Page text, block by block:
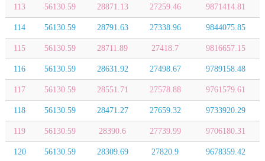
113 56130.59 28871.13 27259.46 9871414.81
114 56130.59 28791.63 27338.96 9844075.85
115 56130.59 28711.89 27418.7 9816657.15
116 56130.59 28631.92 27498.67 9789158.48
117 56130.59 28551.71 27578.88 9761579.61
118 56130.59 28471.27 27659.32 9733920.29
119 56130.59 28390.6 27739.99 9706180.31
120 56130.59 28309.69 27820.9 9678359.42